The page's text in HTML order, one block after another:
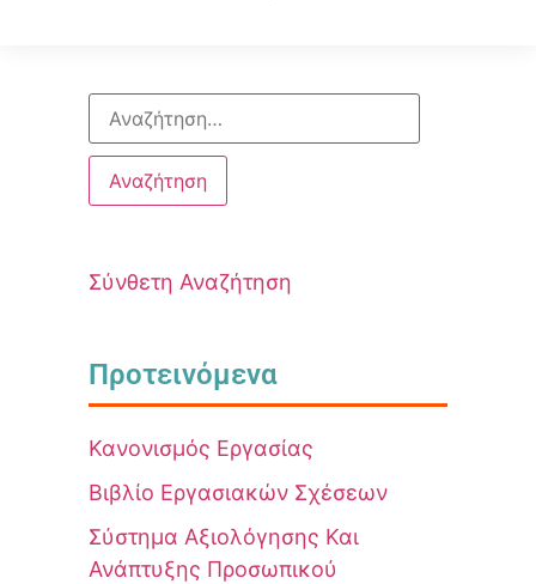
Σύνθετη Αναζήτηση
Προτεινόμενα
Κανονισμός Εργασίας
Βιβλίο Εργασιακών Σχέσεων
Σύστημα Αξιολόγησης Και
Ανάπτυξης Προσωπικού